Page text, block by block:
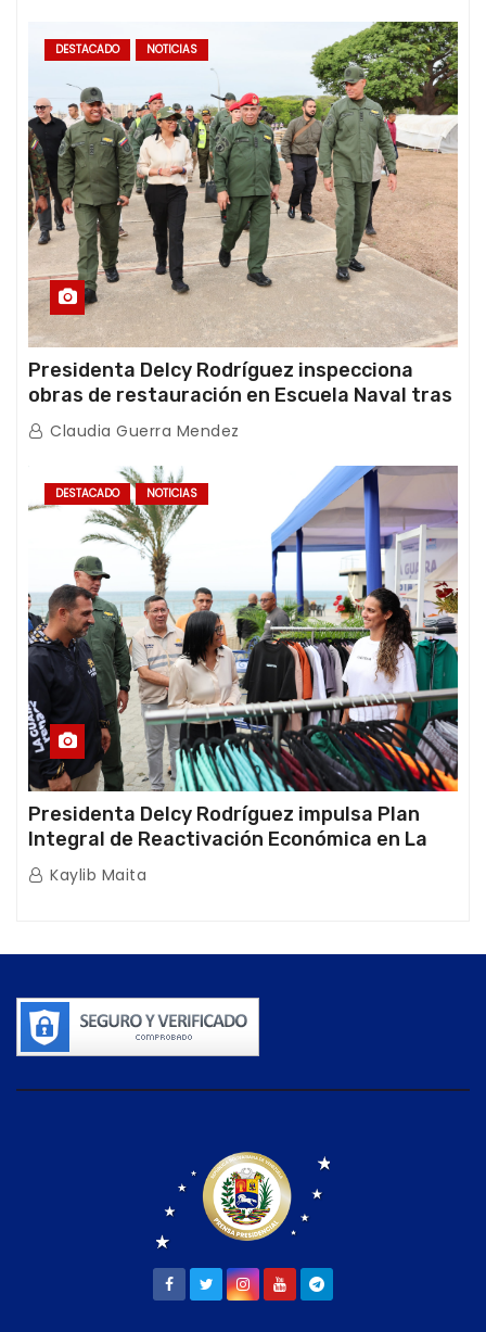
DESTACADO NOTICIAS
Presidenta Delcy Rodríguez inspecciona
obras de restauración en Escuela Naval tras
afectaciones sísmicas en La Guaira
Claudia Guerra Mendez
DESTACADO NOTICIAS
Presidenta Delcy Rodríguez impulsa Plan
Integral de Reactivación Económica en La
Guaira
Kaylib Maita